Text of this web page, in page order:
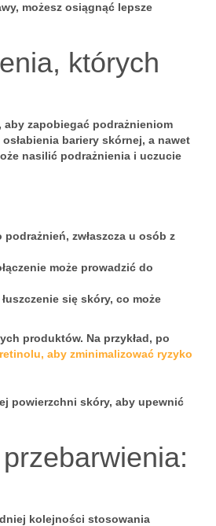
możesz osiągnąć lepsze
których
zapobiegać podrażnieniom
bariery skórnej, a nawet
nasilić podrażnienia i uczucie
zwłaszcza u osób z
może prowadzić do
się skóry, co może
produktów. Na przykład, po
retinolu, aby zminimalizować ryzyko
powierzchni skóry, aby upewnić
kolejności stosowania